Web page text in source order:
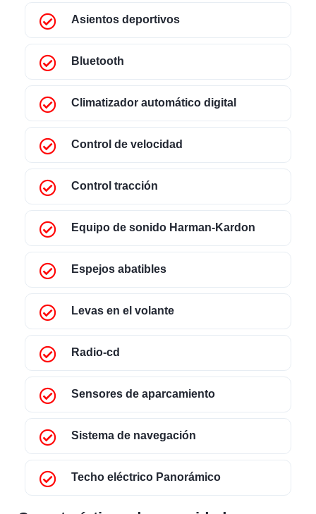
Asientos deportivos
Bluetooth
Climatizador automático digital
Control de velocidad
Control tracción
Equipo de sonido Harman-Kardon
Espejos abatibles
Levas en el volante
Radio-cd
Sensores de aparcamiento
Sistema de navegación
Techo eléctrico Panorámico